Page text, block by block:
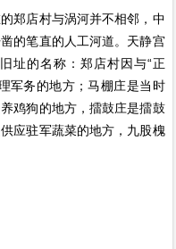
店村与涡河并不相邻，中
的笔直的人工河道。天静宫
址的名称：郑店村因与“正
军务的地方；马棚庄是当时
鸡狗的地方，擂鼓庄是擂鼓
应驻军蔬菜的地方，九股槐